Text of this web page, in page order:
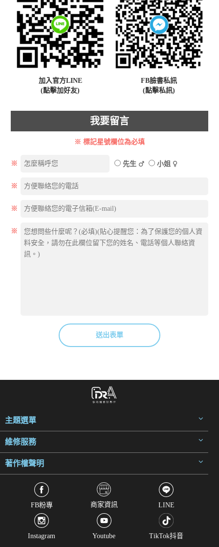
加入官方LINE
(點擊加好友)
FB臉書私訊
(點擊私訊)
我要留言
※ 標記星號欄位為必填
※ 先生 小姐
※
※
※
送出表單
主題選單
維修服務
著作權聲明
FB粉專 商家資訊 LINE
Instagram Youtube TikTok抖音